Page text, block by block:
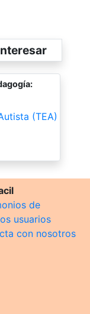
(TEA)
de
usuarios
con nosotros